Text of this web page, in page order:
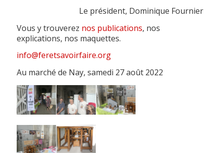
Le président, Dominique Fournier
Vous y trouverez nos publications, nos
explications, nos maquettes.
info@feretsavoirfaire.org
Au marché de Nay, samedi 27 août 2022